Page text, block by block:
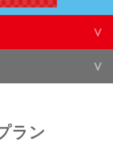
ラン